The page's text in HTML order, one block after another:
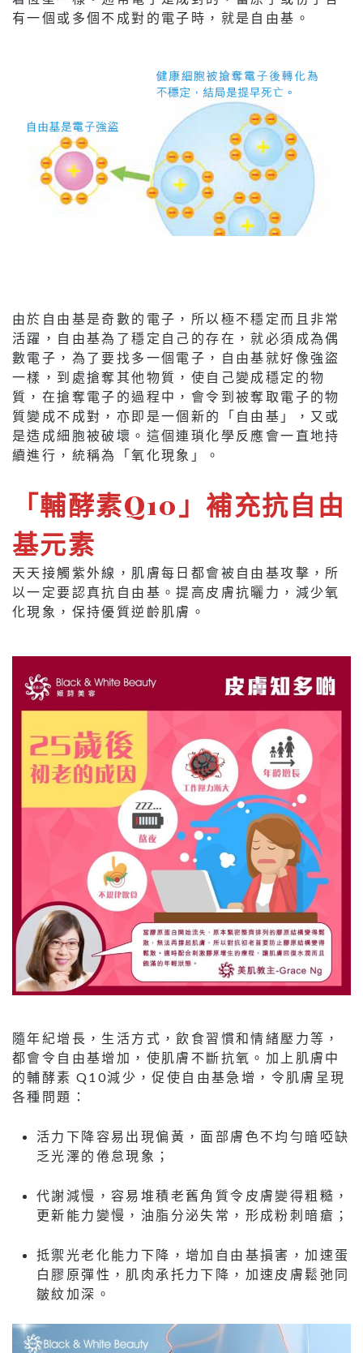
有一個或多個不成對的電子時，就是自由基。
由於自由基是奇數的電子，所以極不穩定而且非常
活躍，自由基為了穩定自己的存在，就必須成為偶
數電子，為了要找多一個電子，自由基就好像強盜
一樣，到處搶奪其他物質，使自己變成穩定的物
質，在搶奪電子的過程中，會令到被奪取電子的物
質變成不成對，亦即是一個新的「自由基」，又或
是造成細胞被破壞。這個連瑣化學反應會一直地持
續進行，統稱為「氧化現象」。
「輔酵素Q10」補充抗自由
基元素
天天接觸紫外線，肌膚每日都會被自由基攻擊，所
以一定要認真抗自由基。提高皮膚抗曬力，減少氧
化現象，保持優質逆齡肌膚。
隨年紀增長，生活方式，飲食習慣和情緒壓力等，
都會令自由基增加，使肌膚不斷抗氧。加上肌膚中
的輔酵素 Q10減少，促使自由基急增，令肌膚呈現
各種問題：
活力下降容易出現偏黃，面部膚色不均勻暗啞缺
乏光澤的倦怠現象；
代謝減慢，容易堆積老舊角質令皮膚變得粗糙，
更新能力變慢，油脂分泌失常，形成粉刺暗瘡；
抵禦光老化能力下降，增加自由基損害，加速蛋
白膠原彈性，肌肉承托力下降，加速皮膚鬆弛同
皺紋加深。